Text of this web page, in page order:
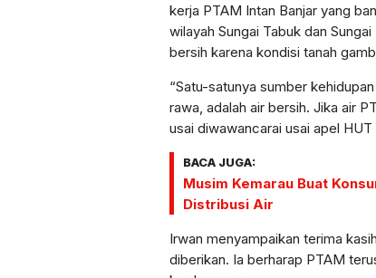
kerja PTAM Intan Banjar yang
wilayah Sungai Tabuk dan
bersih karena kondisi tanah
“Satu-satunya sumber
rawa, adalah air bersih. Jika air
usai diwawancarai usai apel
BACA JUGA:
Musim Kemarau Buat
Distribusi Air
Irwan menyampaikan terima
diberikan. Ia berharap PTAM